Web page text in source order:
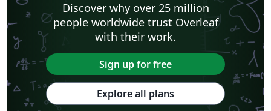
Discover why over 25 million
people worldwide trust Overleaf
with their work.
Sign up for free
Explore all plans